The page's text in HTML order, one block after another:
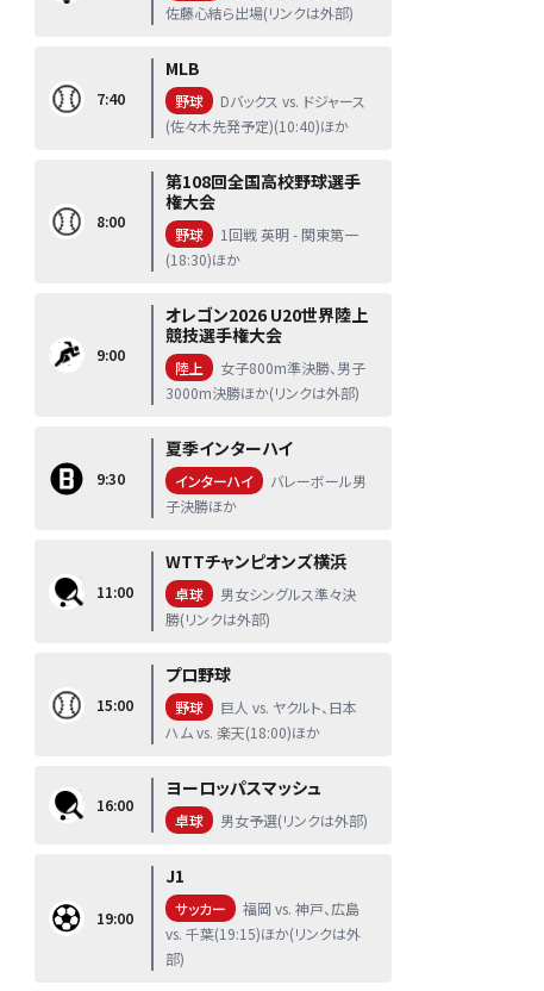
佐藤心結ら出場(リンクは外部)
7:40
MLB
野球
Dバックス vs. ドジャース
(佐々木先発予定)(10:40)ほか
8:00
第108回全国高校野球選手
権大会
野球
1回戦 英明 - 関東第一
(18:30)ほか
9:00
オレゴン2026 U20世界陸上
競技選手権大会
陸上
女子800m準決勝、男子
3000m決勝ほか(リンクは外部)
9:30
夏季インターハイ
インターハイ
バレーボール男
子決勝ほか
11:00
WTTチャンピオンズ横浜
卓球
男女シングルス準々決
勝(リンクは外部)
15:00
プロ野球
野球
巨人 vs. ヤクルト、日本
ハム vs. 楽天(18:00)ほか
16:00
ヨーロッパスマッシュ
卓球 男女予選(リンクは外部)
19:00
J1
サッカー
福岡 vs. 神戸、広島
vs. 千葉(19:15)ほか(リンクは外
部)